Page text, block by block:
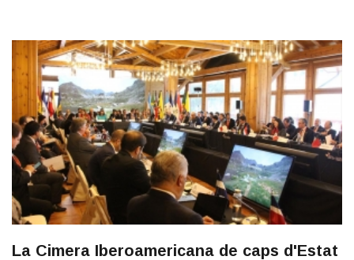
La Cimera Iberoamericana de caps d'Estat